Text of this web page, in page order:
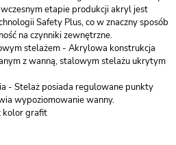
etapie produkcji akryl jest
Safety Plus, co w znaczny sposób
na czynniki zewnętrzne.
stelażem - Akrylowa konstrukcja
z wanną, stalowym stelażu ukrytym
- Stelaż posiada regulowane punkty
wypoziomowanie wanny.
kolor grafit